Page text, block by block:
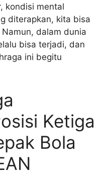
kondisi mental
diterapkan, kita bisa
dalam dunia
bisa terjadi, dan
ini begitu
Ketiga
Bola